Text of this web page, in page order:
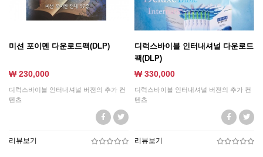
미션 포이멘 다운로드팩(DLP)
₩ 230,000
디럭스바이블 인터내셔널 버전의 추가 컨
텐츠
리뷰보기
디럭스바이블 인터내셔널 다운로드
팩(DLP)
₩ 330,000
디럭스바이블 인터내셔널 버전의 추가 컨
텐츠
리뷰보기